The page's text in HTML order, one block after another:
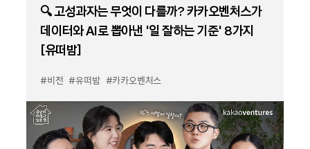
🔍 고성과자는 무엇이 다를까? 카카오벤처스가
데이터와 AI로 뽑아낸 '일 잘하는 기준' 8가지
[유떠밤]
#비전 #유떠밤 #카카오벤처스